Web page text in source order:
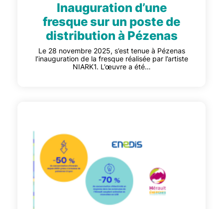
Inauguration d’une
fresque sur un poste de
distribution à Pézenas
Le 28 novembre 2025, s’est tenue à Pézenas
l’inauguration de la fresque réalisée par l’artiste
NIARK1. L’œuvre a été…